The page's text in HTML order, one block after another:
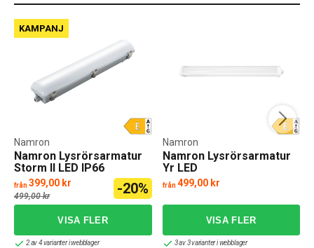
KAMPANJ
Namron Lysrörsarmatur
Storm II LED IP66
Namron
från399,00 kr
499,00 kr -20%
2 av 4 varianter i webblager
Namron Lysrörsarmatur
Yr LED
Namron
från 499,00 kr
3 av 3 varianter i webblager